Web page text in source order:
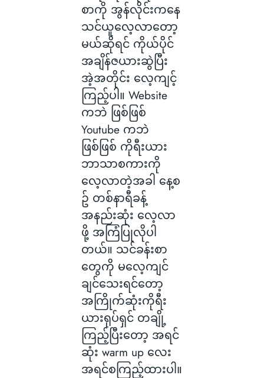
စာကို အွန်လိုင်းကနေ
သင်ယူလေ့လာတော့
မယ်ဆိုရင် ကိုယ်ပိုင်
အချိန်ဇယားဆွဲပြီး
အဲ့အတိုင်း လေ့ကျင့်
ကြည့်ပါ။ Website
ကဘဲ ဖြစ်ဖြစ်
Youtube ကဘဲ
ဖြစ်ဖြစ် ကိုရီးယား
ဘာသာစကားကို
လေ့လာတဲ့အခါ နေ့စ
ဥ် တစ်နာရီခန့်
အနည်းဆုံး လေ့လာ
ဖို့ အကြံပြုလိုပါ
တယ်။ သင်ခန်းစာ
တွေကို မလေ့ကျင်
ချင်သေးရင်တော့
အကြိုက်ဆုံးကိုရီး
ယားရုပ်ရှင် တချို့
ကြည့်ပြီးတော့ အရင်
ဆုံး warm up လေး
အရင်စကြည့်ထားပါ။